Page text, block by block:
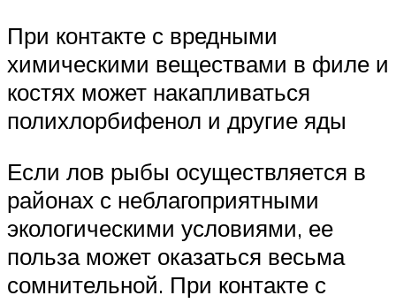
При контакте с вредными
химическими веществами в филе и
костях может накапливаться
полихлорбифенол и другие яды
Если лов рыбы осуществляется в
районах с неблагоприятными
экологическими условиями, ее
польза может оказаться весьма
сомнительной. При контакте с